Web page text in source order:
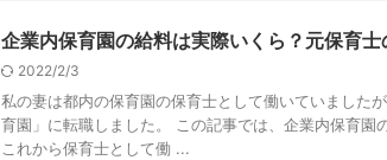
企業内保育園の給料は実際いくら？元保育
2022/2/3
私の妻は都内の保育園の保育士として働いていました
育園」に転職しました。 この記事では、企業内保育園
これから保育士として働 ...